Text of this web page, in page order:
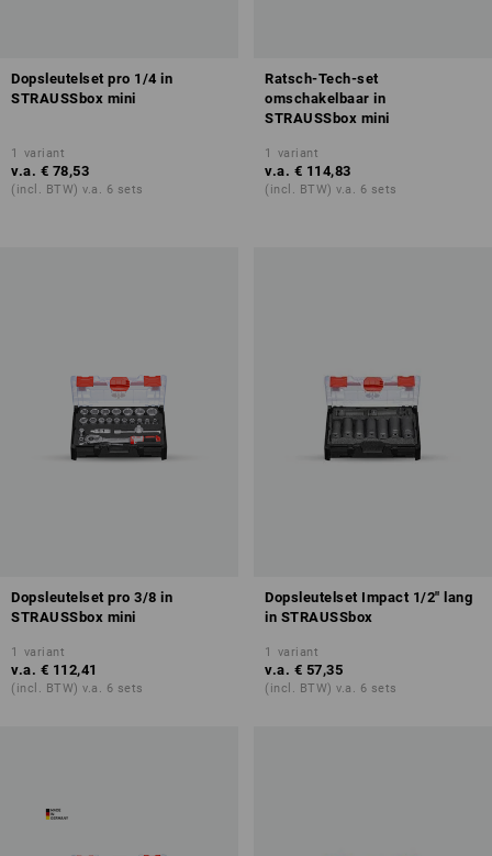
Dopsleutelset pro 1/4 in
STRAUSSbox mini
1 variant
v.a. € 78,53
(incl. BTW) v.a. 6 sets
Ratsch-Tech-set
omschakelbaar in
STRAUSSbox mini
1 variant
v.a. € 114,83
(incl. BTW) v.a. 6 sets
Dopsleutelset pro 3/8 in
STRAUSSbox mini
1 variant
v.a. € 112,41
(incl. BTW) v.a. 6 sets
Dopsleutelset Impact 1/2" lang
in STRAUSSbox
1 variant
v.a. € 57,35
(incl. BTW) v.a. 6 sets